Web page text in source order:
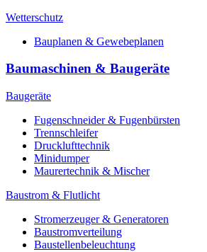
Wetterschutz
Bauplanen & Gewebeplanen
Baumaschinen & Baugeräte
Baugeräte
Fugenschneider & Fugenbürsten
Trennschleifer
Drucklufttechnik
Minidumper
Maurertechnik & Mischer
Baustrom & Flutlicht
Stromerzeuger & Generatoren
Baustromverteilung
Baustellenbeleuchtung